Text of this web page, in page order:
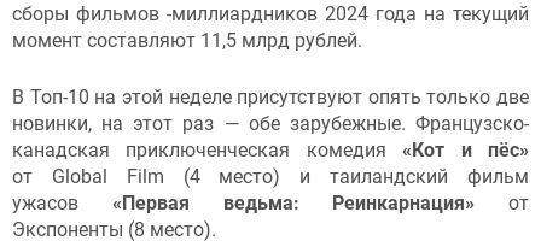
сборы фильмов -миллиардников 2024 года на текущий
момент составляют 11,5 млрд рублей.
В Топ-10 на этой неделе присутствуют опять только две
новинки, на этот раз — обе зарубежные. Французско-
канадская приключенческая комедия«Кот и пёс»
от Global Film (4 место) и таиландский фильм
ужасов «Первая ведьма: Реинкарнация» от
Экспоненты (8 место).